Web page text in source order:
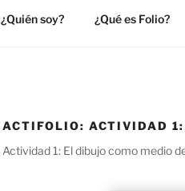
¿Quién soy? ¿Qué es Folio?
ACTIFOLIO: ACTIVIDAD 1:
Actividad 1: El dibujo como medio